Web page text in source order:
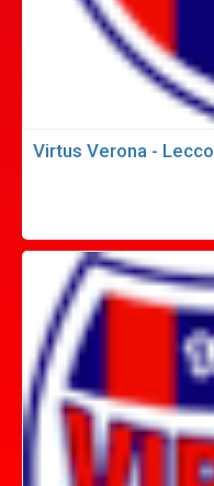
Virtus Verona - Lecco